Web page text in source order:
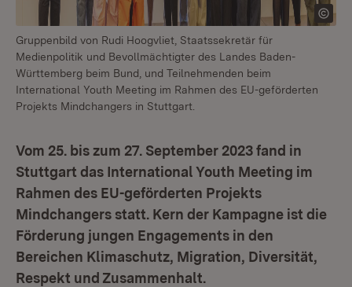
Gruppenbild von Rudi Hoogvliet, Staatssekretär für
Medienpolitik und Bevollmächtigter des Landes Baden-
Württemberg beim Bund, und Teilnehmenden beim
International Youth Meeting im Rahmen des EU-geförderten
Projekts Mindchangers in Stuttgart.
Vom 25. bis zum 27. September 2023 fand in
Stuttgart das International Youth Meeting im
Rahmen des EU-geförderten Projekts
Mindchangers statt. Kern der Kampagne ist die
Förderung jungen Engagements in den
Bereichen Klimaschutz, Migration, Diversität,
Respekt und Zusammenhalt.